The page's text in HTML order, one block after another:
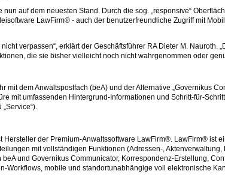
nun auf dem neuesten Stand. Durch die sog. „responsive“
LawFirm® - auch der benutzerfreundliche Zugriff mit
nicht verpassen“, erklärt der Geschäftsführer RA Dieter M.
die sie bisher vielleicht noch nicht wahrgenommen oder
mit dem Anwaltspostfach (beA) und der Alternative „Governikus
mit umfassenden Hintergrund-Informationen und Schritt-für-
Hersteller der Premium-Anwaltssoftware LawFirm®. LawFirm® ist
mit vollständigen Funktionen (Adressen-,
und Governikus Communicator, Korrespondenz-Erstellung,
Workflows, mobile und standortunabhängige voll elektronische